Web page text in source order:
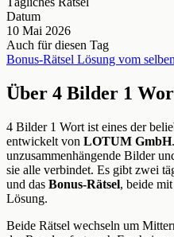
Datum
10 Mai 2026
Auch für diesen Tag
Bonus-Rätsel Lösung vom
Über 4 Bilder 1
4 Bilder 1 Wort ist eines der
entwickelt von LOTUM GmbH
unzusammenhängende Bilder
sie alle verbindet. Es gibt zwei
und das Bonus-Rätsel, beide
Lösung.
Beide Rätsel wechseln um